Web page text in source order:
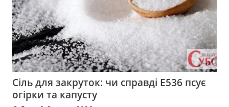
Сіль для закруток: чи справді Е536 псує
огірки та капусту